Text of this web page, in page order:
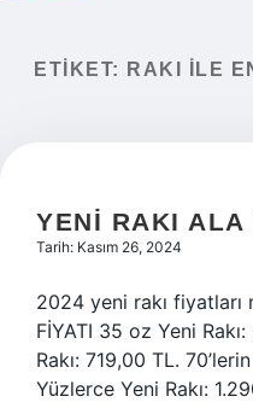
Yasal Uyarı
ETIKET: RAKI ILE
YENI RAKI ALA
Tarih: Kasım 26, 2024
2024 yeni rakı fiyatları
FİYATI 35 oz Yeni
Rakı: 719,00 TL.
Yüzlerce Yeni Rakı: